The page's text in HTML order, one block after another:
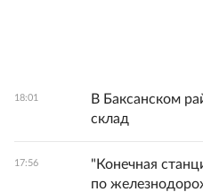
18:01
В Баксанском
склад
17:56
"Конечная
по